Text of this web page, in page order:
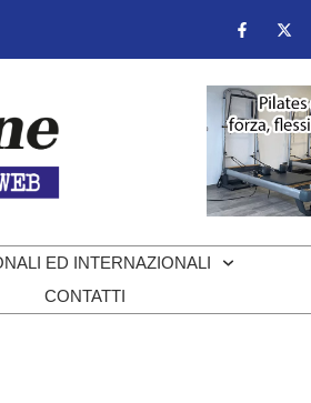
ED INTERNAZIONALI
CONTATTI